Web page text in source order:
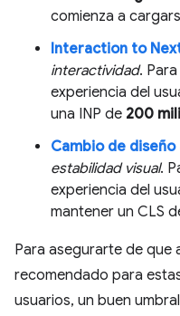
comienza a
Interaction to
interactividad.
experiencia del
una INP de 200
Cambio de diseño
estabilidad visual.
experiencia del
mantener un CLS
Para asegurarte de que
recomendado para
usuarios, un buen